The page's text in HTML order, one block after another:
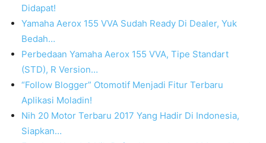
Didapat!
Yamaha Aerox 155 VVA Sudah Ready Di Dealer, Yuk
Bedah…
Perbedaan Yamaha Aerox 155 VVA, Tipe Standart
(STD), R Version…
“Follow Blogger” Otomotif Menjadi Fitur Terbaru
Aplikasi Moladin!
Nih 20 Motor Terbaru 2017 Yang Hadir Di Indonesia,
Siapkan…